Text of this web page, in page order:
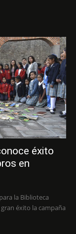
éxito
en
la Biblioteca